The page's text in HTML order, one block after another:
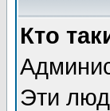
Кто
Эти